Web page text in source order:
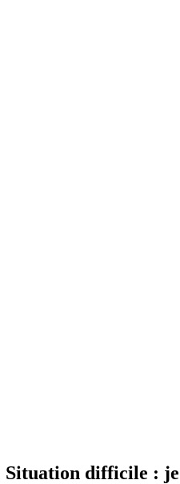
difficile :